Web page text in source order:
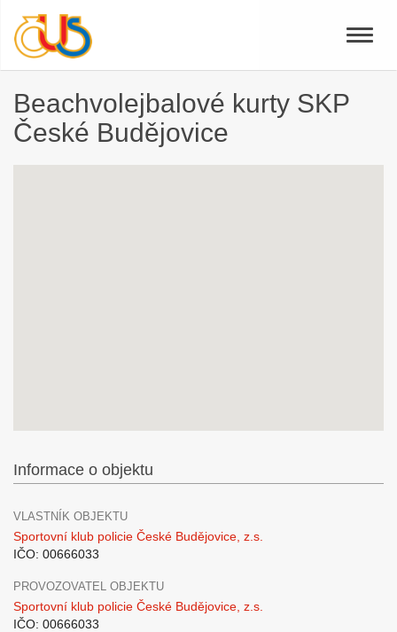
Toggle
Beachvolejbalové kurty SKP
České Budějovice
Informace o objektu
VLASTNÍK OBJEKTU
Sportovní klub policie České Budějovice, z.s.
IČO: 00666033
PROVOZOVATEL OBJEKTU
Sportovní klub policie České Budějovice, z.s.
IČO: 00666033